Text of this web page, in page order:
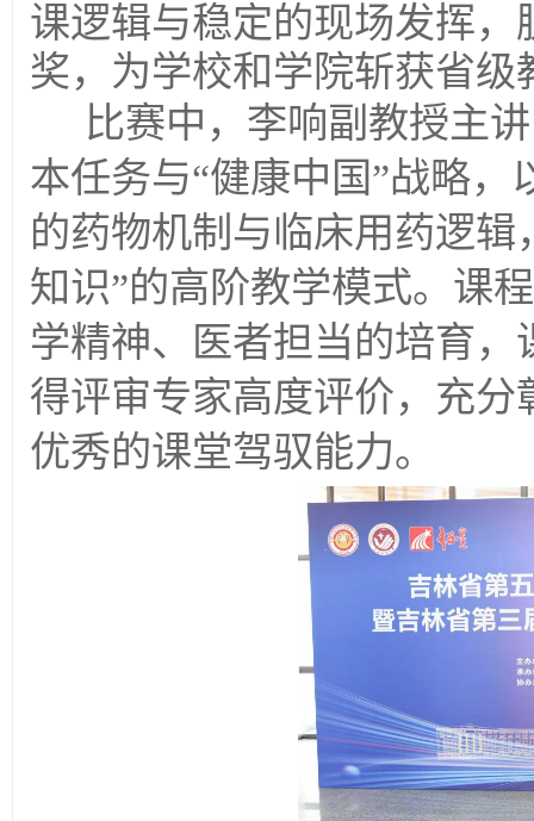
课逻辑与稳定的现场发挥
奖，为学校和学院斩获省级
比赛中，李响副教授主
本任务与“健康中国”战略
的药物机制与临床用药逻
知识”的高阶教学模式。课
学精神、医者担当的培育
得评审专家高度评价，充
优秀的课堂驾驭能力。